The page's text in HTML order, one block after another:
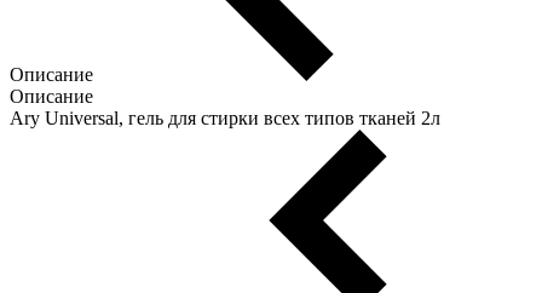
Описание
Описание
Ary Universal, гель для стирки всех типов тканей 2л